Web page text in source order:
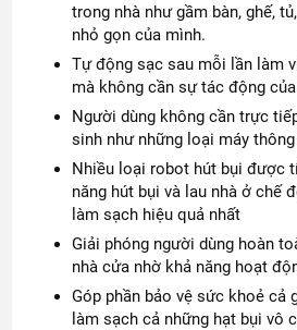
trong nhà như gầm bàn, ghế,
nhỏ gọn của mình.
Tự động sạc sau mỗi lần làm
mà không cần sự tác động
Người dùng không cần trực
sinh như những loại máy
Nhiều loại robot hút bụi được
năng hút bụi và lau nhà ở chế
làm sạch hiệu quả nhất
Giải phóng người dùng hoàn
nhà cửa nhờ khả năng hoạt
Góp phần bảo vệ sức khoẻ cả
làm sạch cả những hạt bụi vô